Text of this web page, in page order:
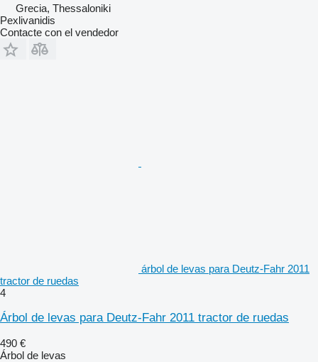
Grecia, Thessaloniki
Pexlivanidis
Contacte con el vendedor
árbol de levas para Deutz-Fahr 2011
tractor de ruedas
4
Árbol de levas para Deutz-Fahr 2011 tractor de ruedas
490 €
Árbol de levas